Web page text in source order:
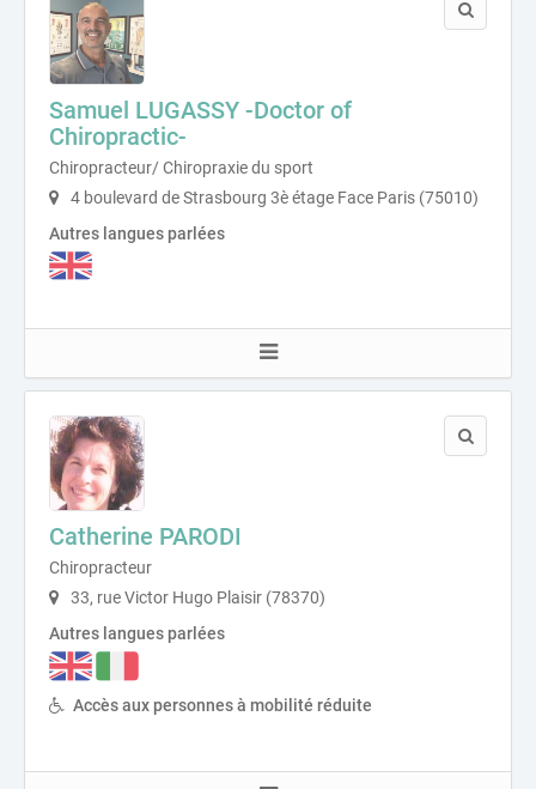
Samuel LUGASSY -Doctor of
Chiropractic-
Chiropracteur/ Chiropraxie du sport
4 boulevard de Strasbourg 3è étage Face Paris (75010)
Autres langues parlées
Catherine PARODI
Chiropracteur
33, rue Victor Hugo Plaisir (78370)
Autres langues parlées
Accès aux personnes à mobilité réduite